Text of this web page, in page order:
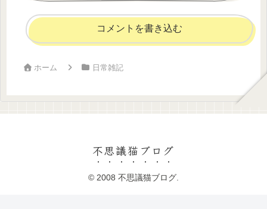
コメントを書き込む
ホーム 日常雑記
不思議猫ブログ
© 2008 不思議猫ブログ.